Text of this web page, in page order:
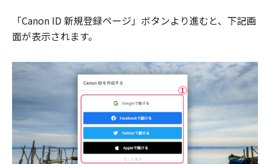
「Canon ID 新規登録ページ」ボタンより進むと、下記画
面が表示されます。